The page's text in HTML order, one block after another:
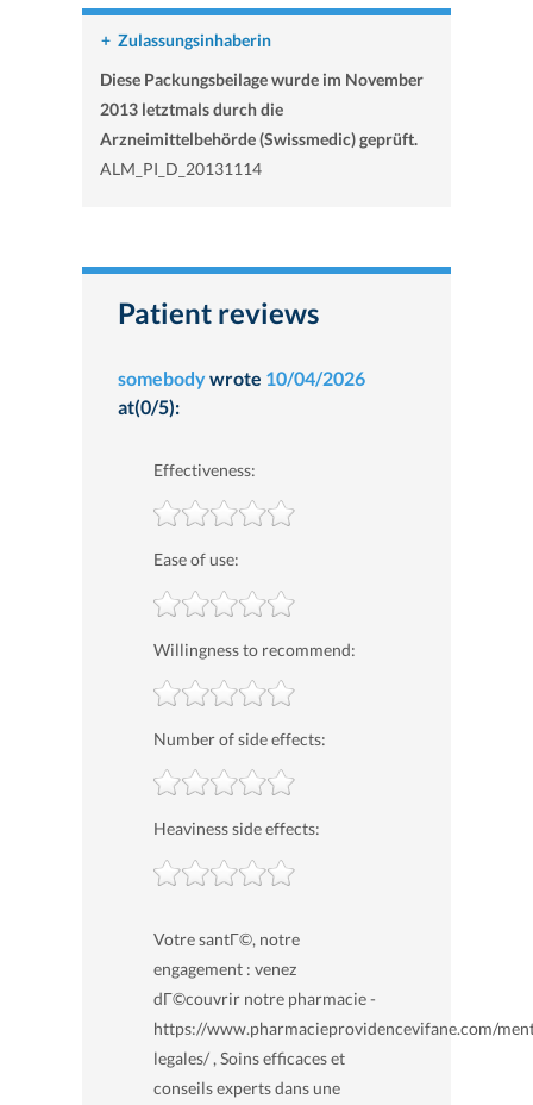
+ Zulassungsinhaberin
Diese Packungsbeilage wurde im November
2013 letztmals durch die
Arzneimittelbehörde (Swissmedic) geprüft.
ALM_PI_D_20131114
Patient reviews
somebodywrote 10/04/2026
at(0/5):
Effectiveness:
Ease of use:
Willingness to recommend:
Number of side effects:
Heaviness side effects:
Votre santГ©, notre
engagement : venez
dГ©couvrir notre pharmacie -
https://www.pharmacieprovidencevifane.com/
legales/ , Soins efficaces et
conseils experts dans une